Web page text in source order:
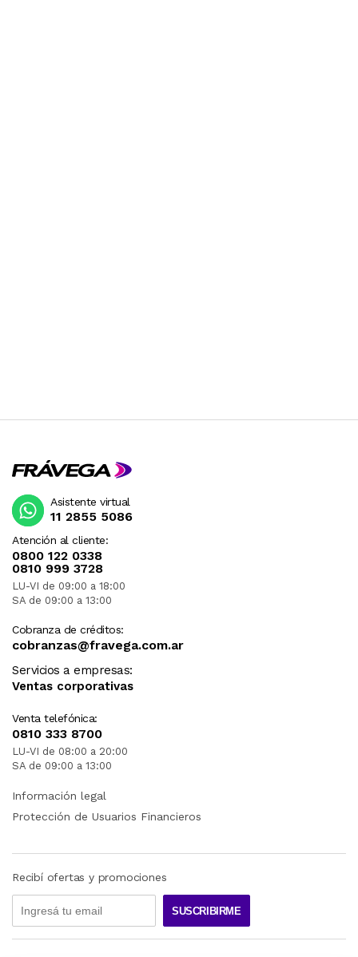
Atención al cliente:
0800 122 0338
0810 999 3728
LU-VI de 09:00 a 18:00
SA de 09:00 a 13:00
Cobranza de créditos:
cobranzas@fravega.com.ar
Servicios a empresas:
Ventas corporativas
Venta telefónica:
0810 333 8700
LU-VI de 08:00 a 20:00
SA de 09:00 a 13:00
Asistente virtual
11 2855 5086
Información legal
Protección de Usuarios Financieros
Recibí ofertas y promociones
SUSCRIBIRME